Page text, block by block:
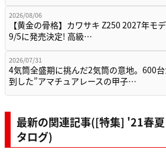
2026/08/06
【黄金の骨格】カワサキ Z250 2027年モ
9/5に発売決定! 高級…
2026/07/31
4気筒全盛期に挑んだ2気筒の意地。600
到した”アマチュアレースの甲子…
最新の関連記事([特集] '21春
タログ)